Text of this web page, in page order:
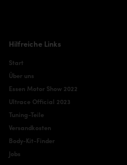
Hilfreiche Links
Start
Über uns
Essen Motor Show 2022
Ultrace Official 2023
Tuning-Teile
Versandkosten
Body-Kit-Finder
Jobs